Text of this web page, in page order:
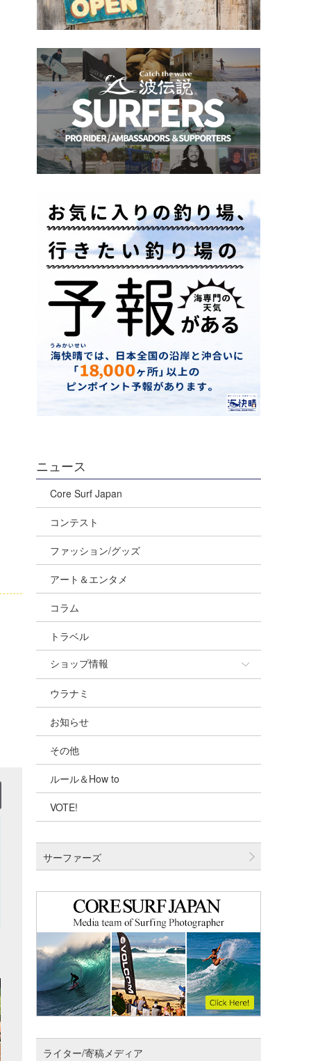
ニュース
Core Surf Japan
コンテスト
ファッション/グッズ
アート＆エンタメ
コラム
トラベル
ショップ情報
ショップ情報
湘南
千葉北
伊豆
千葉南
四国
沖縄
ウラナミ
お知らせ
その他
ルール＆How to
VOTE!
サーファーズ
ライター/寄稿メディア